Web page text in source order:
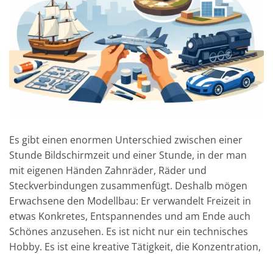
Es gibt einen enormen Unterschied zwischen einer
Stunde Bildschirmzeit und einer Stunde, in der man
mit eigenen Händen Zahnräder, Räder und
Steckverbindungen zusammenfügt. Deshalb mögen
Erwachsene den Modellbau: Er verwandelt Freizeit in
etwas Konkretes, Entspannendes und am Ende auch
Schönes anzusehen. Es ist nicht nur ein technisches
Hobby. Es ist eine kreative Tätigkeit, die Konzentration,